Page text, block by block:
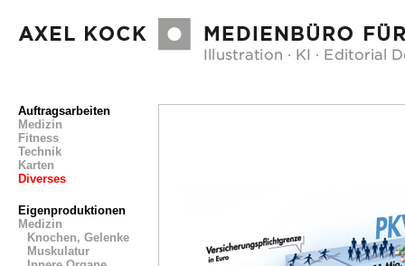
Auftragsarbeiten
Medizin
Fitness
Technik
Karten
Diverses
Eigenproduktionen
Medizin
Knochen, Gelenke
Muskulatur